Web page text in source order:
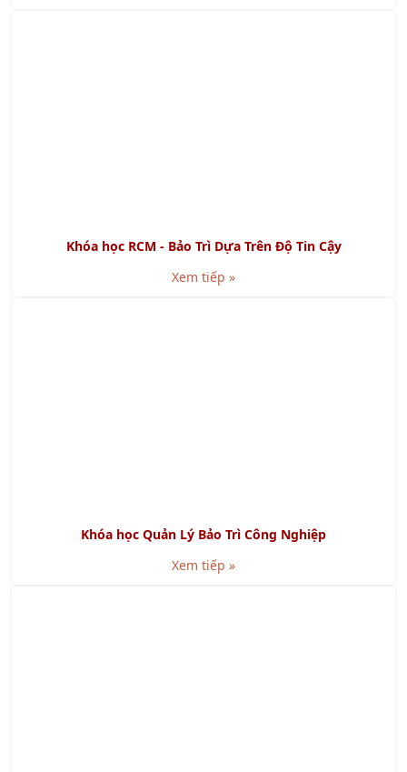
Khóa học RCM - Bảo Trì Dựa Trên Độ Tin Cậy
Xem tiếp »
Khóa học Quản Lý Bảo Trì Công Nghiệp
Xem tiếp »